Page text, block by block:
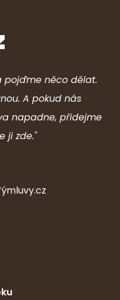
pojďme něco dělat.
A pokud nás
napadne, přidejme
ji zde."